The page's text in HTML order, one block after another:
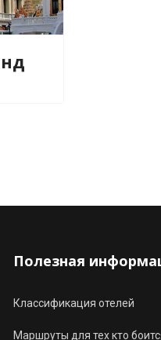
Полезная
Классификация отелей
Маршруты для тех кто